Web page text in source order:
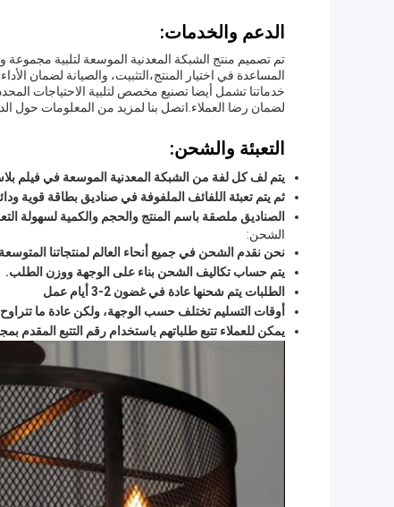
الدعم والخدمات:
تم تصميم منتج الشبكة المعدنية الموسعة لتلبية مجموعة
المساعدة في اختيار المنتج،التثبيت، والصيانة لضمان
خدماتنا تشمل أيضا تصنيع مخصص لتلبية الاحتياجات
لضمان رضا العملاء.اتصل بنا لمزيد من المعلومات حول
التعبئة والشحن:
يتم لف كل لفة من الشبكة المعدنية الموسعة في فيلم
ثم يتم تعبئة اللفائف الملفوفة في صناديق بطاقة قوية
الصناديق ملصقة باسم المنتج والحجم والكمية لسهولة
الشحن:
نحن نقدم الشحن في جميع أنحاء العالم لمنتجاتنا
يتم حساب تكاليف الشحن بناء على الوجهة ووزن الطلب.
الطلبات يتم شحنها عادة في غضون 2-3 أيام عمل
أوقات التسليم تختلف حسب الوجهة، ولكن عادة ما تتراوح بين 5-10
يمكن للعملاء تتبع طلباتهم باستخدام رقم التتبع